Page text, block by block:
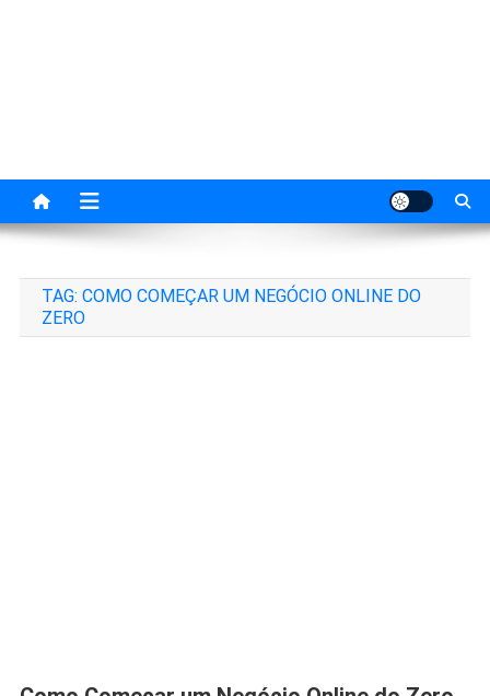
sucesso.
TAG: COMO COMEÇAR UM NEGÓCIO ONLINE DO
ZERO